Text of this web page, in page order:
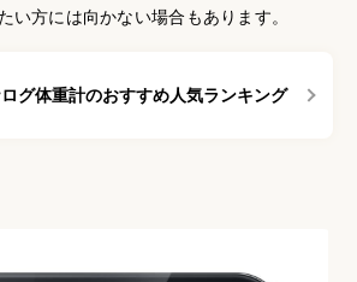
い方には向かない場合もあります。
グ体重計のおすすめ人気ランキング